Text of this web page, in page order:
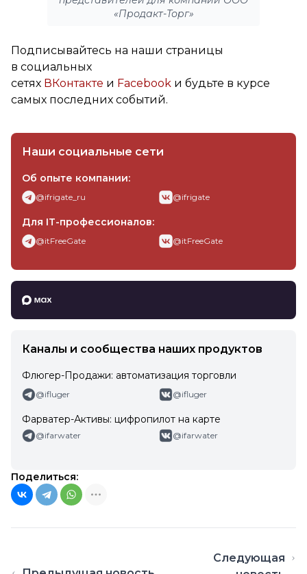
«Продакт-Торг»
Подписывайтесь на наши страницы
в социальных
сетях ВКонтакте и Facebook и будьте в курсе
самых последних событий.
Наши социальные сети
Об опыте компании:
@ifrigate_ru @ifrigate
Для IT-профессионалов:
@itFreeGate @itFreeGate
Каналы и сообщества наших продуктов
Флюгер-Продажи: автоматизация торговли
@ifluger @ifluger
Фарватер-Активы: цифропилот на карте
@ifarwater @ifarwater
Поделиться:
Следующая